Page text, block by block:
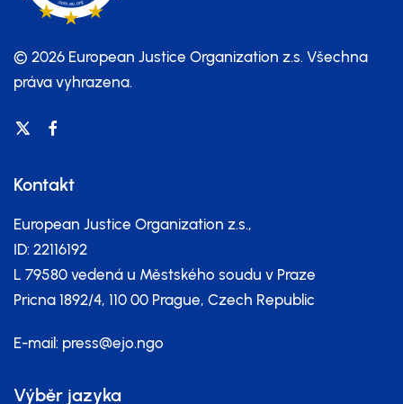
© 2026 European Justice Organization z.s.
European Justice Organization z.s.,
ID: 22116192
L 79580 vedená u Městského soudu v Praze